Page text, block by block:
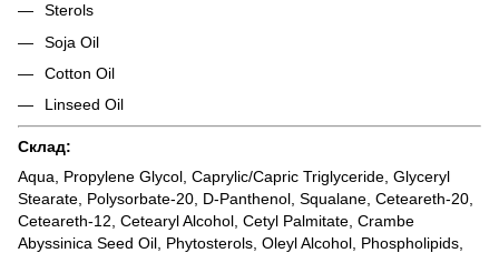
Sterols
Soja Oil
Cotton Oil
Linseed Oil
Склад:
Aqua, Propylene Glycol, Caprylic/Capric Triglyceride, Glyceryl
Stearate, Polysorbate-20, D-Panthenol, Squalane, Ceteareth-20,
Ceteareth-12, Cetearyl Alcohol, Cetyl Palmitate, Crambe
Abyssinica Seed Oil, Phytosterols, Oleyl Alcohol, Phospholipids,